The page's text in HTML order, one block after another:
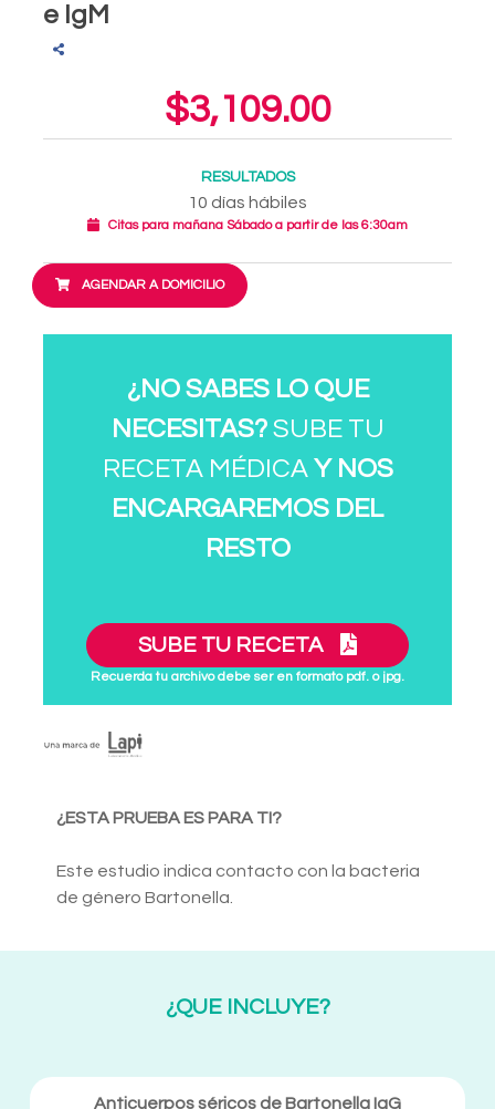
e IgM
$3,109.00
RESULTADOS
10 días hábiles
Citas para mañana Sábado a partir de las 6:30am
AGENDAR A DOMICILIO
¿NO SABES LO QUE
NECESITAS?SUBE TU
RECETA MÉDICA Y NOS
ENCARGAREMOS DEL
RESTO
SUBE TU RECETA
Recuerda tu archivo debe ser en formato pdf. o jpg.
¿ESTA PRUEBA ES PARA TI?
Este estudio indica contacto con la bacteria
de género Bartonella.
¿QUE INCLUYE?
Anticuerpos séricos de Bartonella IgG